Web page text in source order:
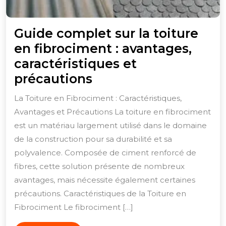
Guide complet sur la toiture
en fibrociment : avantages,
caractéristiques et
précautionsGuide
complet
sur
la
toiture
en
fibrociment
:
avantages,
caractéristiques
La Toiture en Fibrociment : Caractéristiques,
Avantages et Précautions La toiture en fibrociment
est un matériau largement utilisé dans le domaine
de la construction pour sa durabilité et sa
polyvalence. Composée de ciment renforcé de
fibres, cette solution présente de nombreux
avantages, mais nécessite également certaines
précautions. Caractéristiques de la Toiture en
Fibrociment Le fibrociment […]